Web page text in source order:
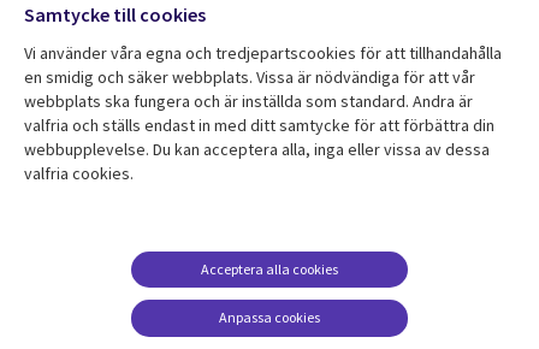
Resurscenter
SWEDEN
SWEDEN
dataskydd
Accessibility
Terms of Use
Följ oss
Social
Media
SWEDEN
Samtycke till cookies
Vi använder våra egna och tredjepartscookies för att tillhandahålla
en smidig och säker webbplats. Vissa är nödvändiga för att vår
webbplats ska fungera och är inställda som standard. Andra är
valfria och ställs endast in med ditt samtycke för att förbättra din
webbupplevelse. Du kan acceptera alla, inga eller vissa av dessa
valfria cookies.
Anpassa cookies
Acceptera alla cookies